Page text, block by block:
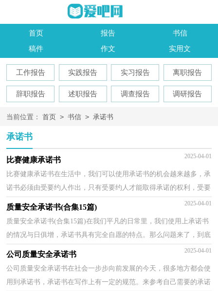
首页 报告
书信
稿件
作文 实用文
工作报告 实践报告 实习报告 离职报告
辞职报告 述职报告 调查报告 调研报告
当前位置： 首页 > 书信 > 承诺书
承诺书
比赛健康承诺书 2025-04-01
比赛健康承诺书在生活中，我们可以使用承诺书的机会越来越多，承
诺书必须由受要约人作出，只有受要约人才能取得承诺的权利，受要
约人以外的第三人不享有承诺的权利。在写之前，可以先...
质量安全承诺书(合集15篇) 2025-04-01
质量安全承诺书(合集15篇)在我们平凡的日常里，我们使用上承诺书
的情况与日俱增，承诺书具有完全自愿的特点。那么问题来了，到底
应如何写一份恰当的承诺书呢？下面是小编为大家收集...
公司质量安全承诺书 2025-04-01
公司质量安全承诺书在社会一步步向前发展的今天，很多地方都会使
用到承诺书，承诺书在写作上有一定的规范。来参考自己需要的承诺